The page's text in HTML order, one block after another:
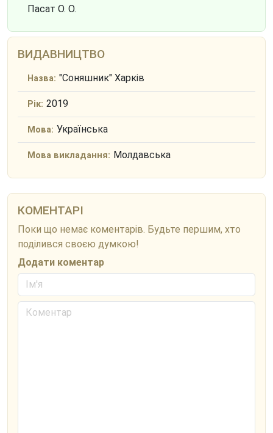
Пасат О. О.
ВИДАВНИЦТВО
Назва: "Соняшник" Харків
Рік: 2019
Мова: Українська
Мова викладання: Молдавська
КОМЕНТАРІ
Поки що немає коментарів. Будьте першим, хто
поділився своєю думкою!
Додати коментар